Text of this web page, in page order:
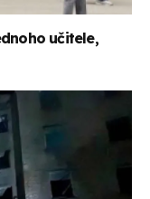
učitele,